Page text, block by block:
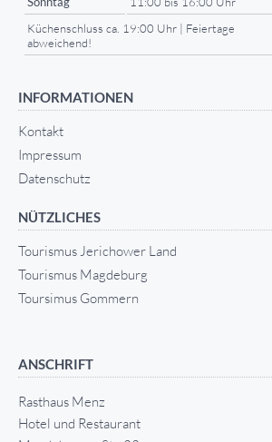
Küchenschluss ca. 19:00 Uhr | Feiertage
abweichend!
INFORMATIONEN
Kontakt
Impressum
Datenschutz
NÜTZLICHES
Tourismus Jerichower Land
Tourismus Magdeburg
Toursimus Gommern
ANSCHRIFT
Rasthaus Menz
Hotel und Restaurant